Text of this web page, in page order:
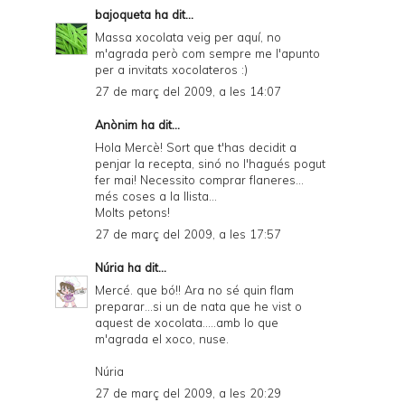
bajoqueta ha dit...
Massa xocolata veig per aquí, no
m'agrada però com sempre me l'apunto
per a invitats xocolateros :)
27 de març del 2009, a les 14:07
Anònim ha dit...
Hola Mercè! Sort que t'has decidit a
penjar la recepta, sinó no l'hagués pogut
fer mai! Necessito comprar flaneres...
més coses a la llista...
Molts petons!
27 de març del 2009, a les 17:57
Núria ha dit...
Mercé. que bó!! Ara no sé quin flam
preparar...si un de nata que he vist o
aquest de xocolata.....amb lo que
m'agrada el xoco, nuse.
Núria
27 de març del 2009, a les 20:29